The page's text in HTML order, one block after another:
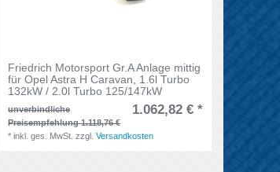
Friedrich Motorsport Gr.A Anlage mittig
für Opel Astra H Caravan, 1.6l Turbo
132kW / 2.0l Turbo 125/147kW
unverbindliche
Preisempfehlung 1.118,76 €
1.062,82 € *
*inkl. ges. MwSt. zzgl.Versandkosten